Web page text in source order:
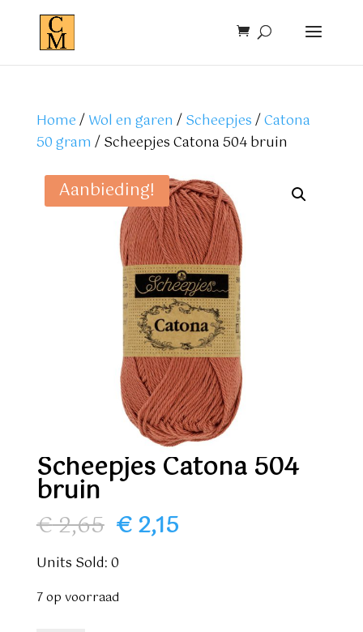
Home/Wol en garen /Scheepjes/Catona
50 gram / Scheepjes Catona 504 bruin
Aanbieding!
Scheepjes Catona 504
bruin
€2,65 Oorspronkelijke
prijs
was:
€ 2,65.
€2,15Huidige
Units Sold: 0
7 op voorraad